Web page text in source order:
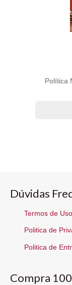
Política
Dúvidas
Termos de Uso
Politica de
Politica de
Compra